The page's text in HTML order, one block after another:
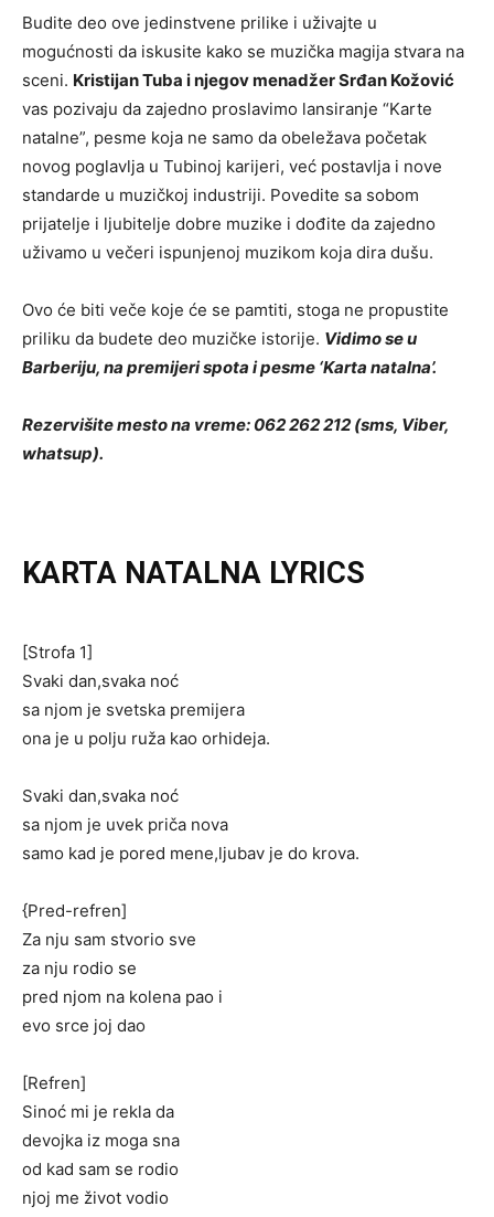
Budite deo ove jedinstvene prilike i uživajte u
mogućnosti da iskusite kako se muzička magija stvara na
sceni. Kristijan Tuba i njegov menadžer Srđan Kožović
vas pozivaju da zajedno proslavimo lansiranje “Karte
natalne”, pesme koja ne samo da obeležava početak
novog poglavlja u Tubinoj karijeri, već postavlja i nove
standarde u muzičkoj industriji. Povedite sa sobom
prijatelje i ljubitelje dobre muzike i dođite da zajedno
uživamo u večeri ispunjenoj muzikom koja dira dušu.
Ovo će biti veče koje će se pamtiti, stoga ne propustite
priliku da budete deo muzičke istorije. Vidimo se u
Barberiju, na premijeri spota i pesme ‘Karta natalna’.
Rezervišite mesto na vreme: 062 262 212 (sms, Viber,
whatsup).
KARTA NATALNA LYRICS
[Strofa 1]
Svaki dan,svaka noć
sa njom je svetska premijera
ona je u polju ruža kao orhideja.
Svaki dan,svaka noć
sa njom je uvek priča nova
samo kad je pored mene,ljubav je do krova.
{Pred-refren]
Za nju sam stvorio sve
za nju rodio se
pred njom na kolena pao i
evo srce joj dao
[Refren]
Sinoć mi je rekla da
devojka iz moga sna
od kad sam se rodio
njoj me život vodio